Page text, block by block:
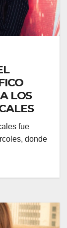
LOS
fue
donde